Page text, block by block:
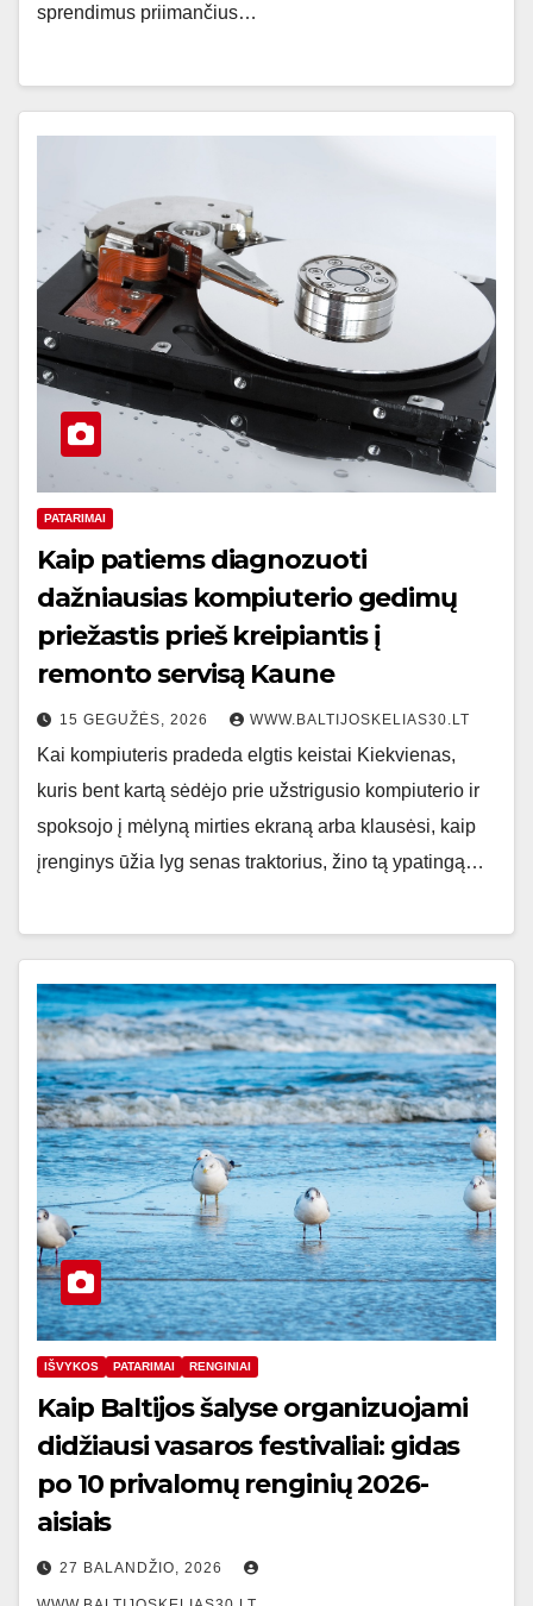
sprendimus priimančius…
PATARIMAI
Kaip patiems diagnozuoti
dažniausias kompiuterio gedimų
priežastis prieš kreipiantis į
remonto servisą Kaune
15 GEGUŽĖS, 2026 WWW.BALTIJOSKELIAS30.LT
Kai kompiuteris pradeda elgtis keistai Kiekvienas,
kuris bent kartą sėdėjo prie užstrigusio kompiuterio ir
spoksojo į mėlyną mirties ekraną arba klausėsi, kaip
įrenginys ūžia lyg senas traktorius, žino tą ypatingą…
IŠVYKOS PATARIMAI RENGINIAI
Kaip Baltijos šalyse organizuojami
didžiausi vasaros festivaliai: gidas
po 10 privalomų renginių 2026-
aisiais
27 BALANDŽIO, 2026